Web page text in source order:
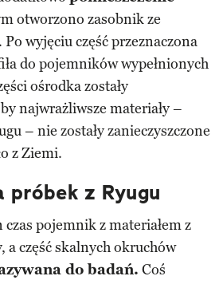
otworzono zasobnik ze
wyjęciu część przeznaczona
do pojemników wypełnionych
ośrodka zostały
najwrażliwsze materiały –
– nie zostały zanieczyszczone
z Ziemi.
próbek z Ryugu
pojemnik z materiałem z
a część skalnych okruchów
do badań. Coś